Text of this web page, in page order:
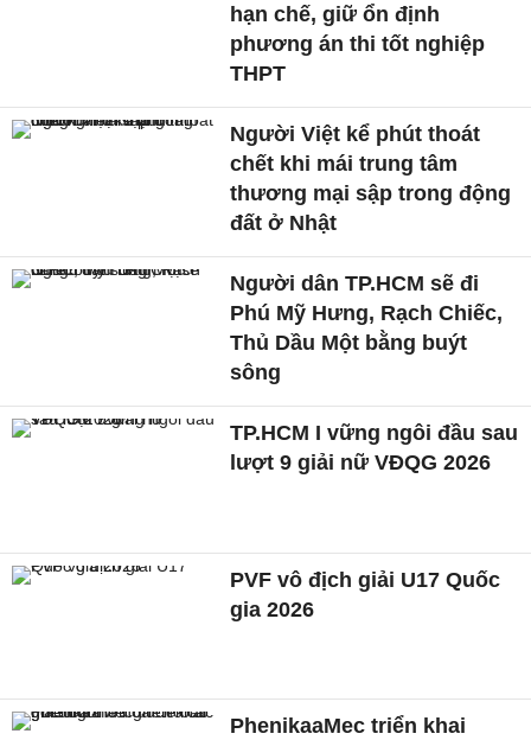
hạn chế, giữ ổn định
phương án thi tốt nghiệp
THPT
Người Việt kể phút thoát
chết khi mái trung tâm
thương mại sập trong động
đất ở Nhật
Người dân TP.HCM sẽ đi
Phú Mỹ Hưng, Rạch Chiếc,
Thủ Dầu Một bằng buýt
sông
TP.HCM I vững ngôi đầu sau
lượt 9 giải nữ VĐQG 2026
PVF vô địch giải U17 Quốc
gia 2026
PhenikaaMec triển khai